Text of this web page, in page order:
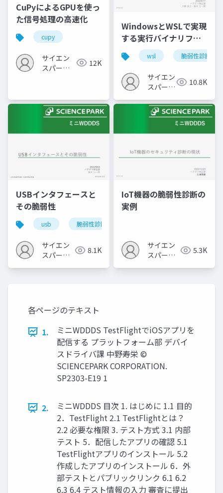
CuPyによるGPUを使っ
た信号処理の高速化
cupy
サイエン
スパーク
12K
WindowsとWSLで実現
する実行バイナリファ
イルの品質分析と脆弱
性診断
wsl 脆弱性診断
サイエン
スパーク
10.8K
USBインタフェースと
その脆弱性
usb 脆弱性診断
サイエン
スパーク
8.1K
IoT機器の脆弱性診断の
実例
サイエン
スパーク
5.3K
各ページのテキスト
1.
ミニWDDDS TestFlightでiOSアプリを
配信する プラットフォーム部 デバイ
スドライバ課 中野寿栄 ©
SCIENCEPARK CORPORATION.
SP2303-E19 1
2.
ミニWDDDS 目次 1. はじめに 1.1 目的
2．TestFlight 2.1 TestFlightとは？
2.2 必要な権限 3. テスト方式 3.1 内部
テスト 5．配信したアプリの確認 5.1
TestFlightアプリのインストール 5.2
作成したアプリのインストール 6．外
部テストとパブリックリンク 6.1 6.2
6.3 6.4 テスト情報の入力 審査に提出